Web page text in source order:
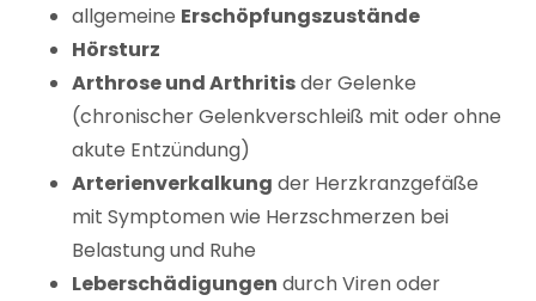
allgemeine Erschöpfungszustände
Hörsturz
Arthrose und Arthritisder Gelenke
(chronischer Gelenkverschleiß mit oder ohne
akute Entzündung)
Arterienverkalkung der Herzkranzgefäße
mit Symptomen wie Herzschmerzen bei
Belastung und Ruhe
Leberschädigungen durch Viren oder